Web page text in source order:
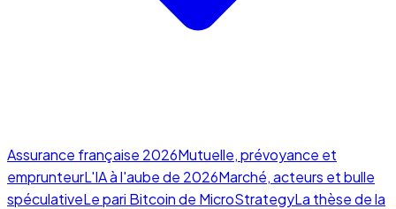
Assurance française 2026Mutuelle, prévoyance et
emprunteurL'IA à l'aube de 2026Marché, acteurs et bulle
spéculativeLe pari Bitcoin de MicroStrategyLa thèse de la